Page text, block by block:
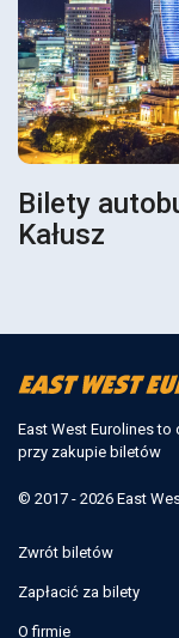
Bilety
Kałusz
East West Eurolines
przy zakupie biletów
© 2017 - 2026 East
Zwrót biletów
Zapłacić za bilety
O firmie